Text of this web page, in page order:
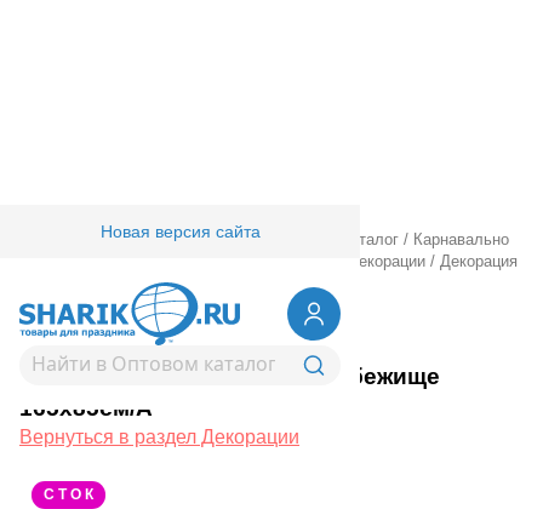
Новая версия сайта
Товары для праздника/ Оптовый каталог / Карнавально
Декорации / Декорация
HWN Убежище 165х85см/А
1501-6688Декорация HWN Убежище
165х85см/А
Вернуться в раздел Декорации
С Т О К